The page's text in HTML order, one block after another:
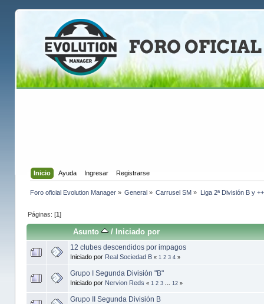
Inicio Ayuda Ingresar Registrarse
Foro oficial Evolution Manager» General » Carrusel SM » Liga 2ª División B y
Páginas: [1]
Asunto / Iniciado por
12 clubes descendidos por impagos
Iniciado por Real Sociedad B « 1 2 3 4»
Grupo I Segunda División "B"
Iniciado por Nervion Reds « 1 2 3 12»
Grupo II Segunda División B